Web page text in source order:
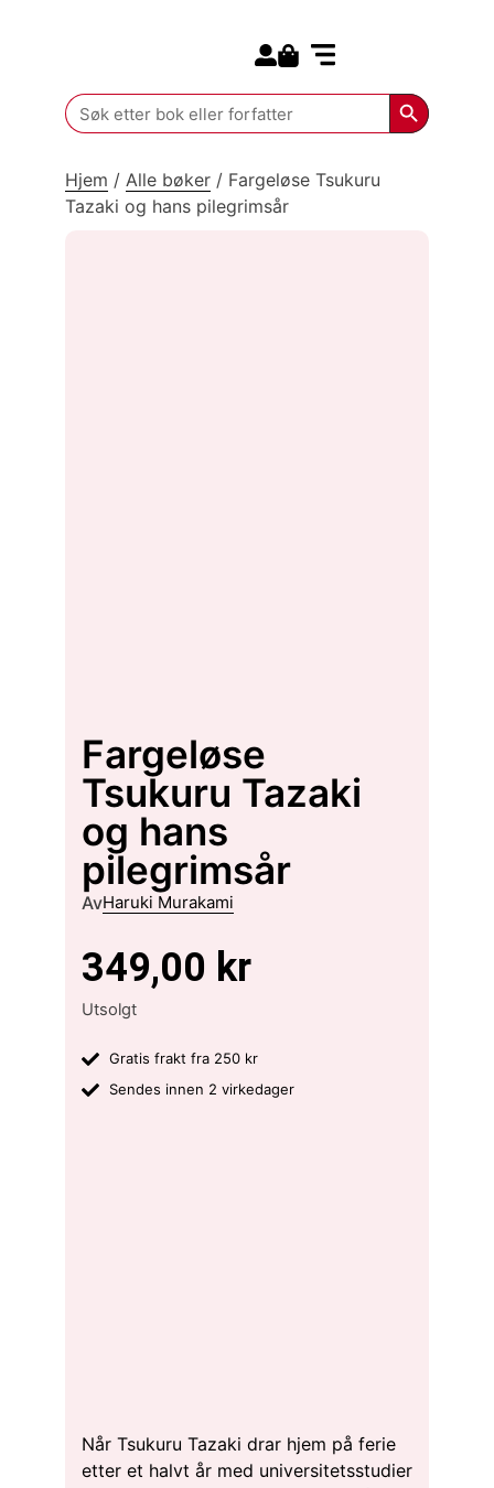
Search
for:
Search
Hjem / Alle bøker / Fargeløse Tsukuru
Tazaki og hans pilegrimsår
Fargeløse
Tsukuru Tazaki
og hans
pilegrimsår
AvHaruki Murakami
349,00 kr
Utsolgt
Gratis frakt fra 250 kr
Sendes innen 2 virkedager
Når Tsukuru Tazaki drar hjem på ferie
etter et halvt år med universitetsstudier